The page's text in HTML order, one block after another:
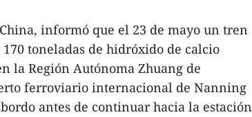
informó que el 23 de mayo un tren
toneladas de hidróxido de calcio
la Región Autónoma Zhuang de
ferroviario internacional de Nanning
antes de continuar hacia la estación